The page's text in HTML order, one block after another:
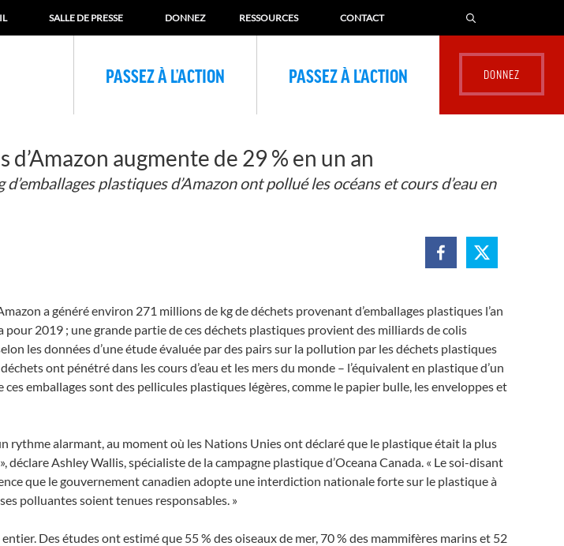
SALLE DE PRESSE DONNEZ RESSOURCES CONTACT
PASSEZ À L’ACTION PASSEZ À L’ACTION
augmente de 29 % en un an
plastiques d’Amazon ont pollué les océans et cours d’eau en
a généré environ 271 millions de kg de déchets provenant d’emballages plastiques l’an
2019 ; une grande partie de ces déchets plastiques provient des milliards de colis
les données d’une étude évaluée par des pairs sur la pollution par les déchets plastiques
ont pénétré dans les cours d’eau et les mers du monde – l’équivalent en plastique d’un
ces emballages sont des pellicules plastiques légères, comme le papier bulle, les enveloppes et
rythme alarmant, au moment où les Nations Unies ont déclaré que le plastique était la plus
Ashley Wallis, spécialiste de la campagne plastique d’Oceana Canada. « Le soi-disant
que le gouvernement canadien adopte une interdiction nationale forte sur le plastique à
polluantes soient tenues responsables. »
Des études ont estimé que 55 % des oiseaux de mer, 70 % des mammifères marins et 52